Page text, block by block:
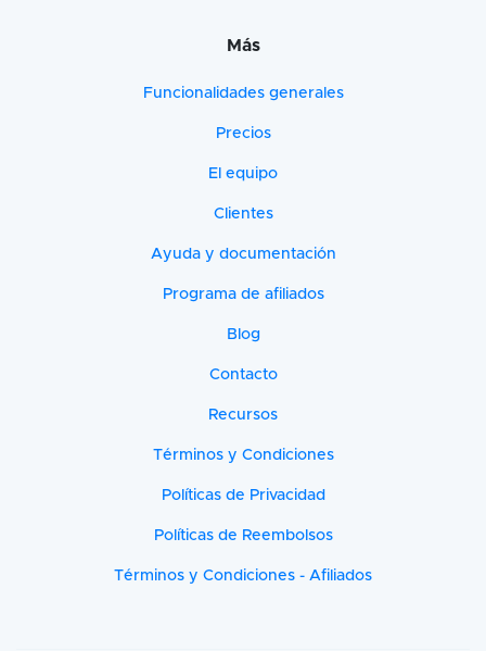
Más
Funcionalidades generales
Precios
El equipo
Clientes
Ayuda y documentación
Programa de afiliados
Blog
Contacto
Recursos
Términos y Condiciones
Políticas de Privacidad
Políticas de Reembolsos
Términos y Condiciones - Afiliados